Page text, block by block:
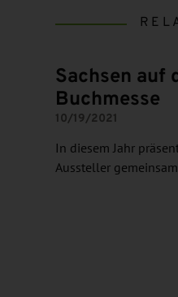
Sachsen auf
Buchmesse
10/19/2021
In diesem Jahr
Aussteller